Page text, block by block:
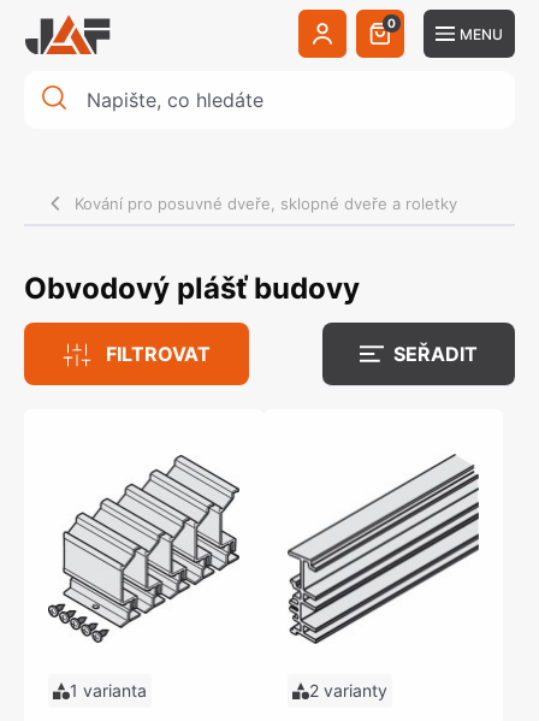
0
MENU
Kování pro posuvné dveře, sklopné dveře a roletky
Obvodový plášť budovy
FILTROVAT SEŘADIT
1 varianta 2 varianty